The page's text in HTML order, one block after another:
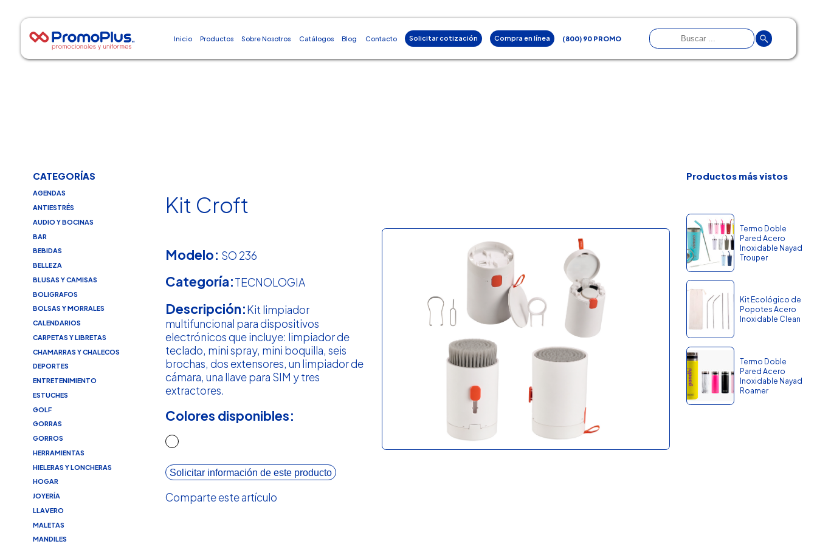
Inicio Productos Sobre Nosotros Catálogos Blog Contacto Solicitar cotización Compra en línea (800) 90 PROMO
CATEGORÍAS
AGENDAS
ANTIESTRÉS
AUDIO Y BOCINAS
BAR
BEBIDAS
BELLEZA
BLUSAS Y CAMISAS
BOLIGRAFOS
BOLSAS Y MORRALES
CALENDARIOS
CARPETAS Y LIBRETAS
CHAMARRAS Y CHALECOS
DEPORTES
ENTRETENIMIENTO
ESTUCHES
GOLF
GORRAS
GORROS
HERRAMIENTAS
HIELERAS Y LONCHERAS
HOGAR
JOYERÍA
LLAVERO
MALETAS
MANDILES
Kit Croft
Modelo: SO 236
Categoría:TECNOLOGIA
Descripción:Kit limpiador
multifuncional para dispositivos
electrónicos que incluye: limpiador de
teclado, mini spray, mini boquilla, seis
brochas, dos extensores, un limpiador de
cámara, una llave para SIM y tres
extractores.
Colores disponibles:
Solicitar información de este producto
Comparte este artículo
Productos más vistos
Termo Doble
Pared Acero
Inoxidable Nayad
Trouper
Kit Ecológico de
Popotes Acero
Inoxidable Clean
Termo Doble
Pared Acero
Inoxidable Nayad
Roamer